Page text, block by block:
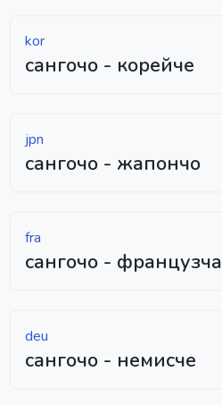
kor
сангочо - корейче
jpn
сангочо - жапончо
fra
сангочо - французча
deu
сангочо - немисче